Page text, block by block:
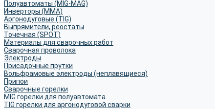
Полуавтоматы (MIG-MAG)
Инверторы (MMA)
Аргонодуговые (TIG)
Выпрямители, реостаты
Точечная (SPOT)
Материалы для сварочных работ
Сварочная проволока
Электроды
Присадочные прутки
Вольфрамовые электроды (неплавящиеся)
Припои
Сварочные горелки
MIG горелки для полуавтомата
TIG горелки для аргонодуговой сварки